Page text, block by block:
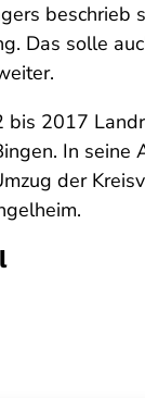
beschrieb
Das solle
bis 2017
In seine
der